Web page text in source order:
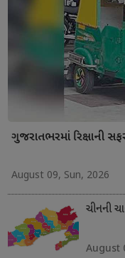
ગુજરાતભરમાં રિક્ષાની
August 09, Sun, 2026
ચીનની
August